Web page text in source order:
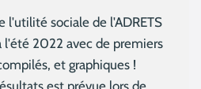
l'utilité sociale de l'ADRETS
l'été 2022 avec de premiers
et graphiques !
est prévue lors de